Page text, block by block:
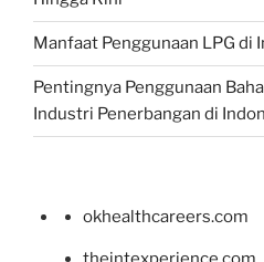
Manfaat Penggunaan LPG di
Pentingnya Penggunaan
Industri Penerbangan di
okhealthcareers.com